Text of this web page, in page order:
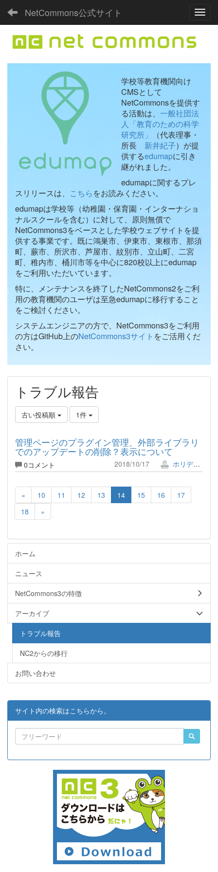
NetCommons公式サイト
学校等教育機関向け
CMSとして
NetCommonsを提供す
る活動は、 一般社団法
人「教育のための科学
研究所」
（代表理事・
所長 新井紀子）が提
供するedumapに引き
継がれました。
edumapに関するプレ
スリリースは、 こちらをお読みください。
edumapは学校等（幼稚園・保育園・インターナショ
ナルスクールを含む）に対して、原則無償で
NetCommons3をベースとした学校ウェブサイトを提
供する事業です。既に鴻巣市、伊東市、東根市、那須
町、蕨市、所沢市、芦屋市、紋別市、立山町、二宮
町、稚内市、桶川市等を中心に820校以上にedumap
をご利用いただいています。
特に、メンテナンスを終了したNetCommons2をご利
用の教育機関のユーザは至急edumapに移行すること
をご検討ください。
システムエンジニアの方で、NetCommons3をご利用
の方はGitHub上のNetCommons3サイト をご活用くだ
さい。
トラブル報告
古い投稿順 1件
管理ページのプラグイン管理、外部ライブラリ
でのアップデートの削除？表示について
0コメント 2018/10/17 ホリデー!!
« 10 11 12 13 14 15 16
17
18
»
ホーム
ニュース
NetCommons3の特徴
アーカイブ
トラブル報告
NC2からの移行
お問い合わせ
サイト内の検索はこちらから。